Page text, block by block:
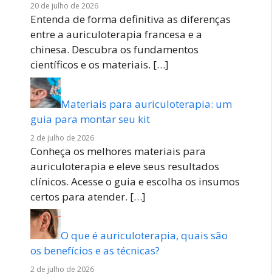
20 de julho de 2026
Entenda de forma definitiva as diferenças
entre a auriculoterapia francesa e a
chinesa. Descubra os fundamentos
científicos e os materiais. […]
Materiais para auriculoterapia: um
guia para montar seu kit
2 de julho de 2026
Conheça os melhores materiais para
auriculoterapia e eleve seus resultados
clínicos. Acesse o guia e escolha os insumos
certos para atender. […]
O que é auriculoterapia, quais são
os benefícios e as técnicas?
2 de julho de 2026